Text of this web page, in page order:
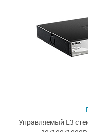
Управляемый L3